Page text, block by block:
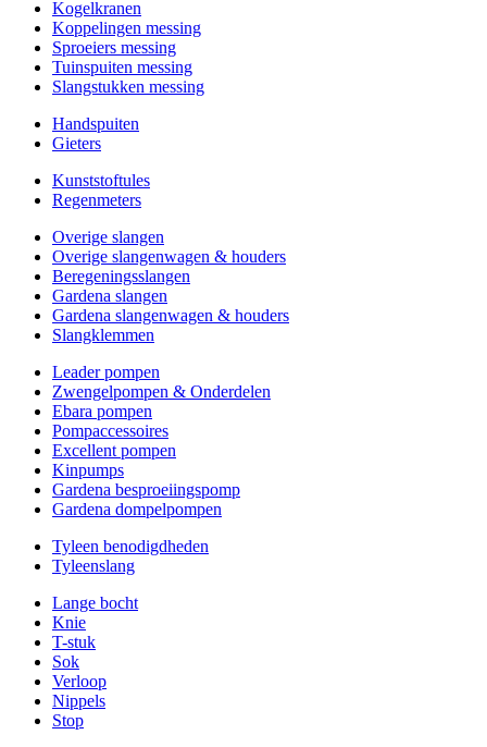
Kogelkranen
Koppelingen messing
Sproeiers messing
Tuinspuiten messing
Slangstukken messing
Handspuiten
Gieters
Kunststoftules
Regenmeters
Overige slangen
Overige slangenwagen & houders
Beregeningsslangen
Gardena slangen
Gardena slangenwagen & houders
Slangklemmen
Leader pompen
Zwengelpompen & Onderdelen
Ebara pompen
Pompaccessoires
Excellent pompen
Kinpumps
Gardena besproeiingspomp
Gardena dompelpompen
Tyleen benodigdheden
Tyleenslang
Lange bocht
Knie
T-stuk
Sok
Verloop
Nippels
Stop